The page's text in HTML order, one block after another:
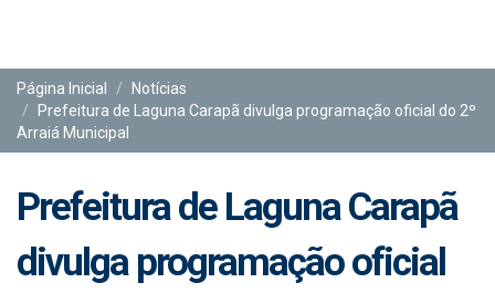
Página Inicial
Notícias
Prefeitura de Laguna Carapã divulga programação oficial do 2º
Arraiá Municipal
Prefeitura de Laguna Carapã
divulga programação oficial